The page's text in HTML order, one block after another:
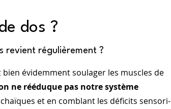
dos ?
revient régulièrement ?
évidemment soulager les muscles de
ne rééduque pas notre système
et en comblant les déficits sensori-